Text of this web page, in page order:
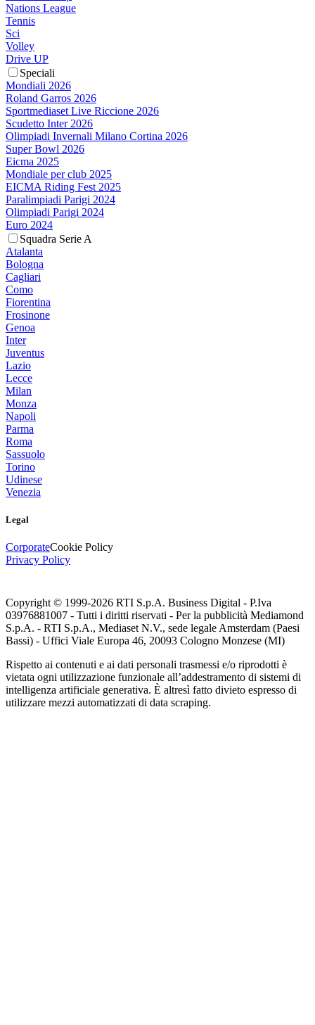
Nations League
Tennis
Sci
Volley
Drive UP
Speciali
Mondiali 2026
Roland Garros 2026
Sportmediaset Live Riccione 2026
Scudetto Inter 2026
Olimpiadi Invernali Milano Cortina 2026
Super Bowl 2026
Eicma 2025
Mondiale per club 2025
EICMA Riding Fest 2025
Paralimpiadi Parigi 2024
Olimpiadi Parigi 2024
Euro 2024
Squadra Serie A
Atalanta
Bologna
Cagliari
Como
Fiorentina
Frosinone
Genoa
Inter
Juventus
Lazio
Lecce
Milan
Monza
Napoli
Parma
Roma
Sassuolo
Torino
Udinese
Venezia
Legal
CorporateCookie Policy
Privacy Policy
Copyright © 1999-2026 RTI S.p.A. Business Digital - P.Iva
03976881007 - Tutti i diritti riservati - Per la pubblicità Mediamond
S.p.A. - RTI S.p.A., Mediaset N.V., sede legale Amsterdam (Paesi
Bassi) - Uffici Viale Europa 46, 20093 Cologno Monzese (MI)
Rispetto ai contenuti e ai dati personali trasmessi e/o riprodotti è
vietata ogni utilizzazione funzionale all’addestramento di sistemi di
intelligenza artificiale generativa. È altresì fatto divieto espresso di
utilizzare mezzi automatizzati di data scraping.